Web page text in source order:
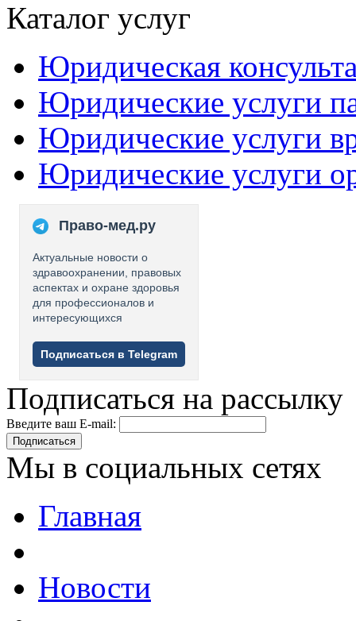
Каталог услуг
Юридическая
Юридические услуги
Юридические услуги
Юридические услуги
Право-мед.ру
Актуальные новости о
здравоохранении, правовых
аспектах и охране здоровья
для профессионалов и
интересующихся
Подписаться в Telegram
Подписаться на рассылку
Введите ваш E-mail:
Подписаться
Мы в социальных сетях
Главная
Новости